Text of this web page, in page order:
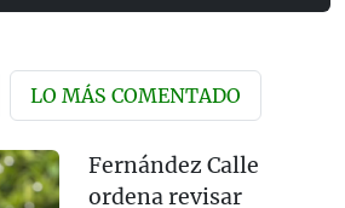
LO MÁS COMENTADO
Fernández Calle
ordena revisar